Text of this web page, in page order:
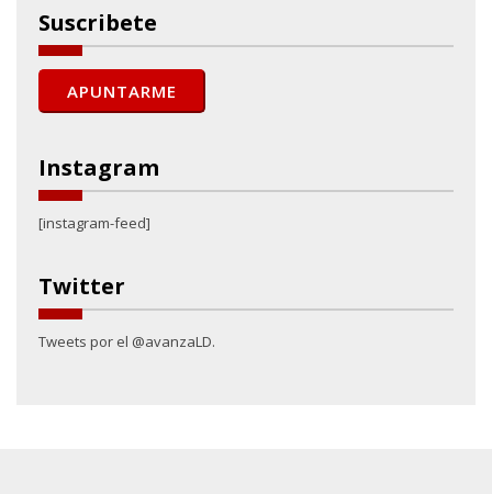
Suscribete
Instagram
[instagram-feed]
Twitter
Tweets por el @avanzaLD.